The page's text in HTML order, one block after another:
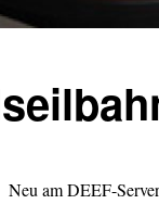
Neu am DEEF-